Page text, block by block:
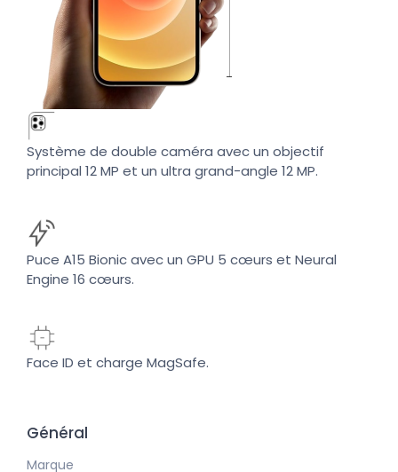
Système de double caméra avec un objectif
principal 12 MP et un ultra grand-angle 12 MP.
Puce A15 Bionic avec un GPU 5 cœurs et Neural
Engine 16 cœurs.
Face ID et charge MagSafe.
Général
Marque